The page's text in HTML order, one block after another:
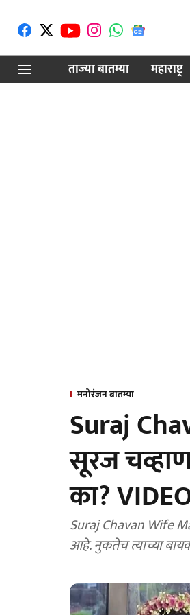
ताज्या बातम्या
महाराष्ट्र
मनोरंजन बातम्या
Suraj
सूरज
का?
Suraj Chavan Wife
आहे. नुकतेच त्याच्या